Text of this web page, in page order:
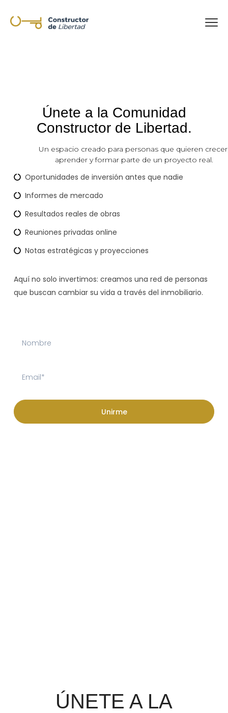
Únete a la Comunidad
Constructor de Libertad.
Un espacio creado para personas que quieren
aprender y formar parte de un proyecto real.
Oportunidades de inversión antes que nadie
Informes de mercado
Resultados reales de obras
Reuniones privadas online
Notas estratégicas y proyecciones
Aquí no solo invertimos: creamos una red de personas
que buscan cambiar su vida a través del inmobiliario.
Unirme
ÚNETE A LA